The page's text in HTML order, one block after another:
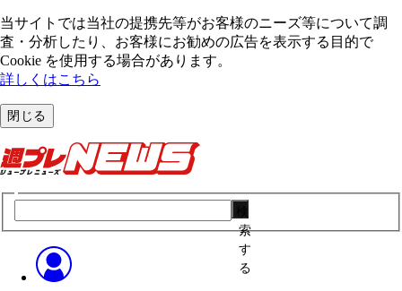
当サイトでは当社の提携先等がお客様のニーズ等について調
査・分析したり、お客様にお勧めの広告を表⽰する⽬的で
Cookie を使⽤する場合があります。
詳しくはこちら
閉じる
索
す
る